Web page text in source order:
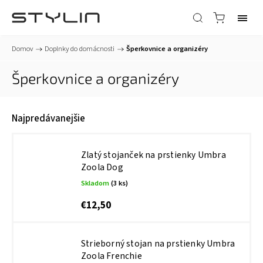
Domov / Doplnky do domácnosti / Šperkovnice a organizéry
Šperkovnice a organizéry
Najpredávanejšie
Zlatý stojanček na prstienky Umbra
Zoola Dog
Skladom(3 ks)
€12,50
Strieborný stojan na prstienky Umbra
Zoola Frenchie